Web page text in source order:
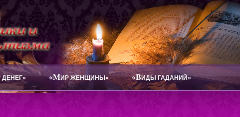
ДЕНЕГ» «МИР ЖЕНЩИНЫ» «ВИДЫ ГАДАНИЙ»